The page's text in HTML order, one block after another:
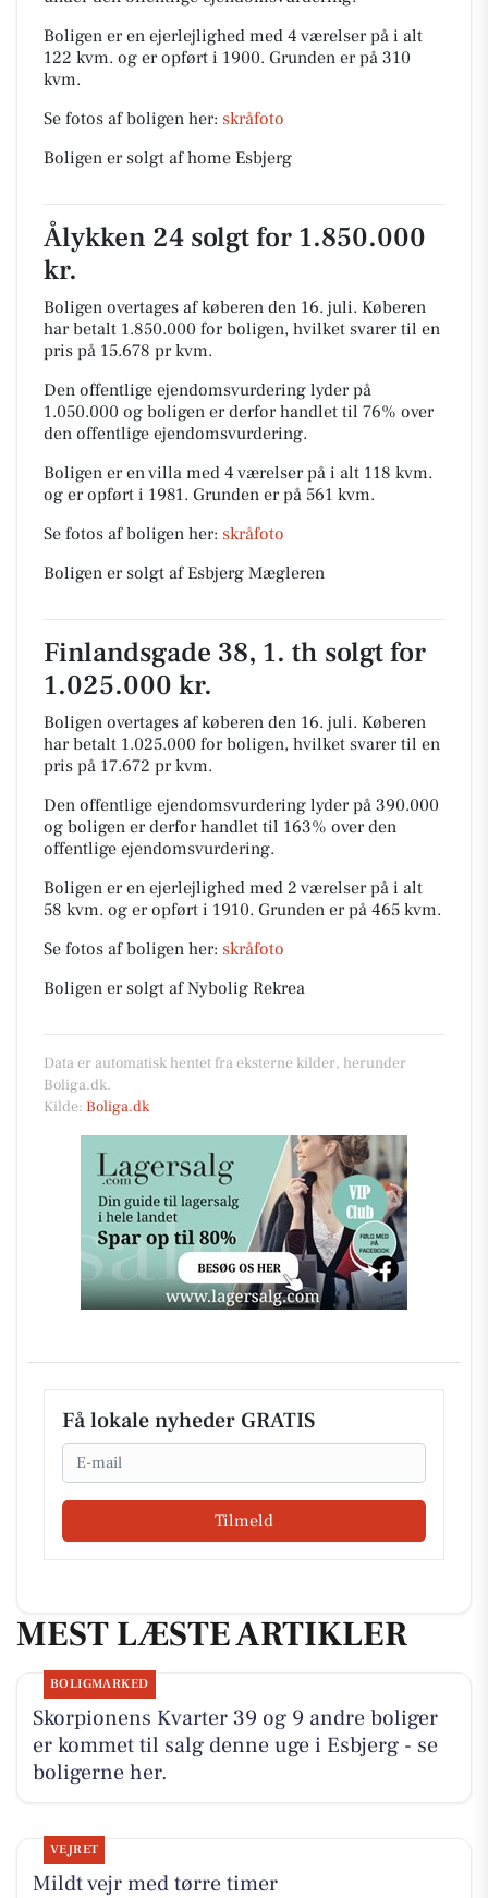
Boligen er en ejerlejlighed med 4 værelser på i alt
122 kvm. og er opført i 1900. Grunden er på 310
kvm.
Se fotos af boligen her: skråfoto
Boligen er solgt af home Esbjerg
Ålykken 24 solgt for 1.850.000
kr.
Boligen overtages af køberen den 16. juli. Køberen
har betalt 1.850.000 for boligen, hvilket svarer til en
pris på 15.678 pr kvm.
Den offentlige ejendomsvurdering lyder på
1.050.000 og boligen er derfor handlet til 76% over
den offentlige ejendomsvurdering.
Boligen er en villa med 4 værelser på i alt 118 kvm.
og er opført i 1981. Grunden er på 561 kvm.
Se fotos af boligen her: skråfoto
Boligen er solgt af Esbjerg Mægleren
Finlandsgade 38, 1. th solgt for
1.025.000 kr.
Boligen overtages af køberen den 16. juli. Køberen
har betalt 1.025.000 for boligen, hvilket svarer til en
pris på 17.672 pr kvm.
Den offentlige ejendomsvurdering lyder på 390.000
og boligen er derfor handlet til 163% over den
offentlige ejendomsvurdering.
Boligen er en ejerlejlighed med 2 værelser på i alt
58 kvm. og er opført i 1910. Grunden er på 465 kvm.
Se fotos af boligen her: skråfoto
Boligen er solgt af Nybolig Rekrea
Data er automatisk hentet fra eksterne kilder, herunder
Boliga.dk.
Kilde: Boliga.dk
Få lokale nyheder GRATIS
Email
Tilmeld
MEST LÆSTE ARTIKLER
BOLIGMARKED
Skorpionens Kvarter 39 og 9 andre boliger
er kommet til salg denne uge i Esbjerg - se
boligerne her.
VEJRET
Mildt vejr med tørre timer